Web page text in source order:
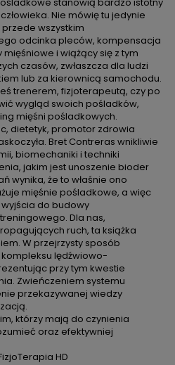
stanowią bardzo istotny
Nie mówię tu jedynie
wszystkim
odcinka pleców, kompensacja
i wiążący się z tym
czasów, zwłaszcza dla ludzi
lub za kierownicą samochodu.
trenerem, fizjoterapeutą, czy po
wygląd swoich pośladków,
mięśni pośladkowych.
dietetyk, promotor zdrowia
Bret Contreras wnikliwie
biomechaniki i techniki
jakim jest unoszenie bioder
wynika, że to właśnie ono
mięśnie pośladkowe, a więc
do budowy
Dla nas,
ruch, ta książka
W przejrzysty sposób
lędźwiowo-
przy tym kwestie
Zwieńczeniem systemu
przekazywanej wiedzy
którzy mają do czynienia
oraz efektywniej
HD